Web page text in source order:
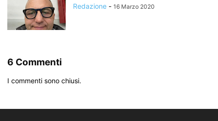
Redazione - 16 Marzo 2020
6 Commenti
I commenti sono chiusi.